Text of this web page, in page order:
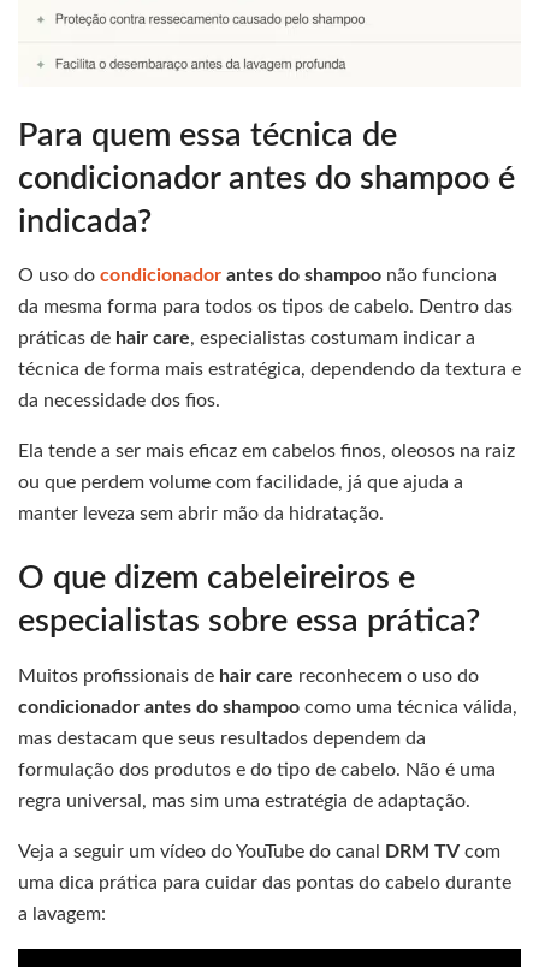
Para quem essa técnica de
condicionador antes do shampoo é
indicada?
O uso do condicionador antes do shampoo não funciona
da mesma forma para todos os tipos de cabelo. Dentro das
práticas de hair care, especialistas costumam indicar a
técnica de forma mais estratégica, dependendo da textura e
da necessidade dos fios.
Ela tende a ser mais eficaz em cabelos finos, oleosos na raiz
ou que perdem volume com facilidade, já que ajuda a
manter leveza sem abrir mão da hidratação.
O que dizem cabeleireiros e
especialistas sobre essa prática?
Muitos profissionais de hair care reconhecem o uso do
condicionador antes do shampoo como uma técnica válida,
mas destacam que seus resultados dependem da
formulação dos produtos e do tipo de cabelo. Não é uma
regra universal, mas sim uma estratégia de adaptação.
Veja a seguir um vídeo do YouTube do canal DRM TV com
uma dica prática para cuidar das pontas do cabelo durante
a lavagem: